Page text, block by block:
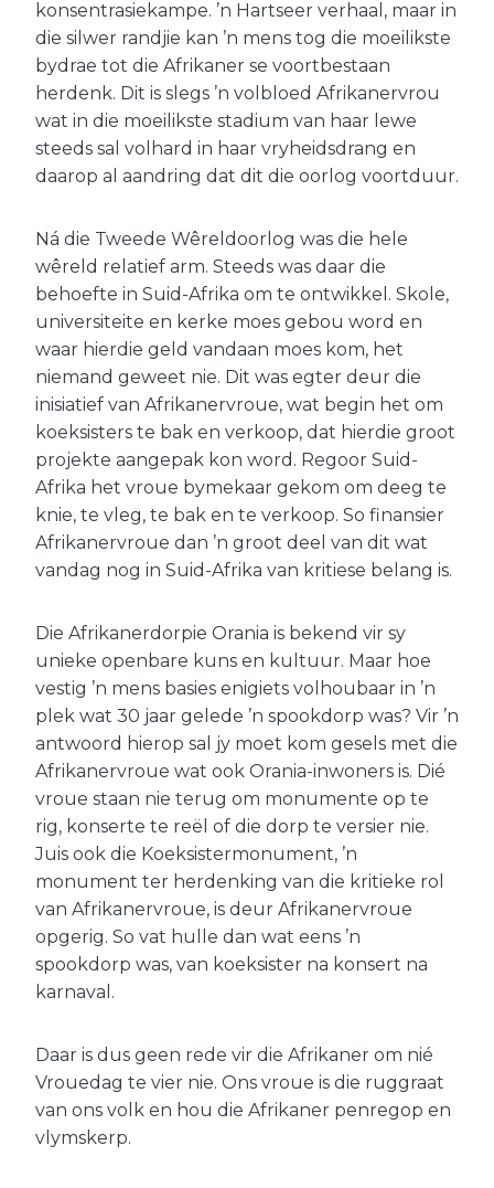
konsentrasiekampe. ’n Hartseer verhaal, maar in
die silwer randjie kan ’n mens tog die moeilikste
bydrae tot die Afrikaner se voortbestaan
herdenk. Dit is slegs ’n volbloed Afrikanervrou
wat in die moeilikste stadium van haar lewe
steeds sal volhard in haar vryheidsdrang en
daarop al aandring dat dit die oorlog voortduur.
Ná die Tweede Wêreldoorlog was die hele
wêreld relatief arm. Steeds was daar die
behoefte in Suid-Afrika om te ontwikkel. Skole,
universiteite en kerke moes gebou word en
waar hierdie geld vandaan moes kom, het
niemand geweet nie. Dit was egter deur die
inisiatief van Afrikanervroue, wat begin het om
koeksisters te bak en verkoop, dat hierdie groot
projekte aangepak kon word. Regoor Suid-
Afrika het vroue bymekaar gekom om deeg te
knie, te vleg, te bak en te verkoop. So finansier
Afrikanervroue dan ’n groot deel van dit wat
vandag nog in Suid-Afrika van kritiese belang is.
Die Afrikanerdorpie Orania is bekend vir sy
unieke openbare kuns en kultuur. Maar hoe
vestig ’n mens basies enigiets volhoubaar in ’n
plek wat 30 jaar gelede ’n spookdorp was? Vir ’n
antwoord hierop sal jy moet kom gesels met die
Afrikanervroue wat ook Orania-inwoners is. Dié
vroue staan nie terug om monumente op te
rig, konserte te reël of die dorp te versier nie.
Juis ook die Koeksistermonument, ’n
monument ter herdenking van die kritieke rol
van Afrikanervroue, is deur Afrikanervroue
opgerig. So vat hulle dan wat eens ’n
spookdorp was, van koeksister na konsert na
karnaval.
Daar is dus geen rede vir die Afrikaner om nié
Vrouedag te vier nie. Ons vroue is die ruggraat
van ons volk en hou die Afrikaner penregop en
vlymskerp.